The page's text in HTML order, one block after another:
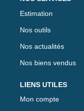
Estimation
Nos outils
Nos actualités
Nos biens vendus
LIENS UTILES
Mon compte